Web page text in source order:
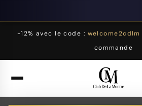
-12% avec le code : welcome2cdlm
commande